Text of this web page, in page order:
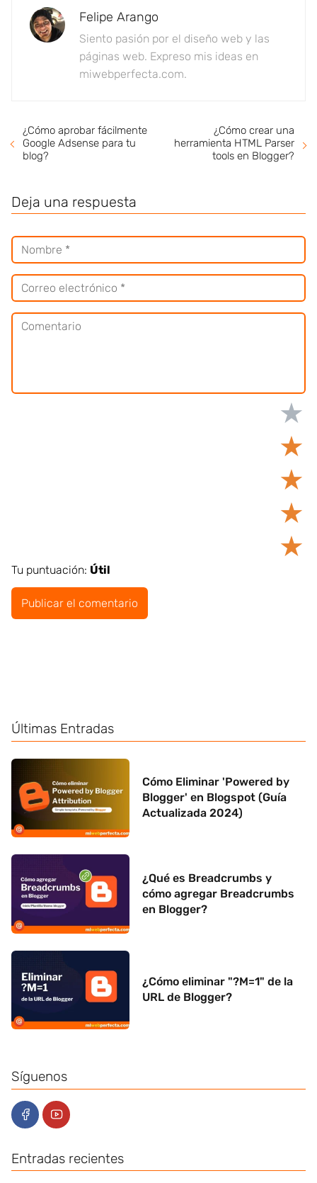
Felipe Arango
Siento pasión por el diseño web y las
páginas web. Expreso mis ideas en
miwebperfecta.com.
¿Cómo aprobar fácilmente
Google Adsense para tu
blog?
¿Cómo crear una
herramienta HTML Parser
tools en Blogger?
Deja una respuesta
★
★
★
★
★
Tu puntuación: Útil
Últimas Entradas
Cómo Eliminar 'Powered by
Blogger' en Blogspot (Guía
Actualizada 2024)
¿Qué es Breadcrumbs y
cómo agregar Breadcrumbs
en Blogger?
¿Cómo eliminar "?M=1" de la
URL de Blogger?
Síguenos
Entradas recientes